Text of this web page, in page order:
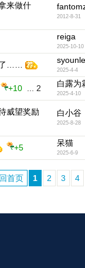
来做什
2012-8-31
reiga
2025-10-10
……
2025-4-4
+10 2 白露为
2025-4-10
威望奖励
白小谷
2025-8-28
+5 呆猫
2025-6-9
1 2 3 4
首页